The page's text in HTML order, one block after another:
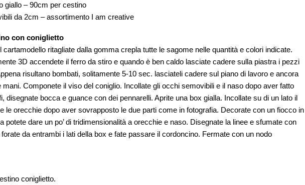
giallo – 90cm per cestino
da 2cm – assortimento I am creative
con coniglietto
cartamodello ritagliate dalla gomma crepla tutte le sagome nelle quantità e colori indicate.
3D accendete il ferro da stiro e quando è ben caldo lasciate cadere sulla piastra i pezzi
risultano bombati, solitamente 5-10 sec. lasciateli cadere sul piano di lavoro e ancora
Componete il viso del coniglio. Incollate gli occhi semovibili e il naso dopo aver fatto
disegnate bocca e guance con dei pennarelli. Aprite una box gialla. Incollate su di un lato il
le orecchie dopo aver sovrapposto le due parti come in fotografia. Decorate con un fiocco in
potete dare un po’ di tridimensionalità a orecchie e naso. Disegnate la linee e sfumate con
da entrambi i lati della box e fate passare il cordoncino. Fermate con un nodo
coniglietto.